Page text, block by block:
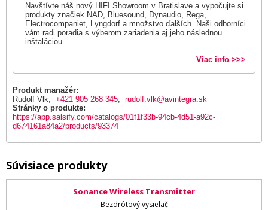
Navštívte náš nový HIFI Showroom v Bratislave a vypočujte si
produkty značiek NAD, Bluesound, Dynaudio, Rega,
Electrocompaniet, Lyngdorf a množstvo ďalších. Naši odborníci
vám radi poradia s výberom zariadenia aj jeho následnou
inštaláciou.
Viac info >>>
Produkt manažér:
Rudolf Vlk, +421 905 268 345, rudolf.vlk@avintegra.sk
Stránky o produkte:
https://app.salsify.com/catalogs/01f1f33b-94cb-4d51-a92c-
d674161a84a2/products/93374
Súvisiace produkty
Sonance Wireless Transmitter
Bezdrôtový vysielač